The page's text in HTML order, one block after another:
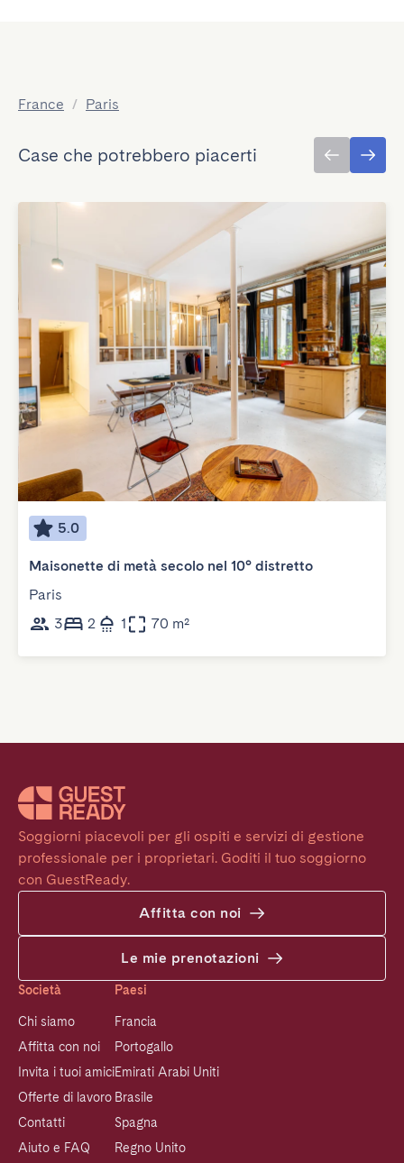
France / Paris
Case che potrebbero piacerti
5.0
Maisonette di metà secolo nel 10° distretto
Paris
3
2 1 70 m²
Soggiorni piacevoli per gli ospiti e servizi di gestione
professionale per i proprietari. Goditi il tuo soggiorno
con GuestReady.
Affitta con noi
Le mie prenotazioni
Società
Chi siamo
Affitta con noi
Invita i tuoi amici
Offerte di lavoro
Contatti
Aiuto e FAQ
Paesi
Francia
Portogallo
Emirati Arabi Uniti
Brasile
Spagna
Regno Unito